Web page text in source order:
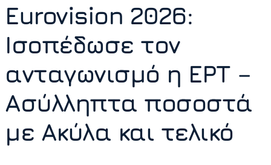
Eurovision 2026:
Ισοπέδωσε τον
ανταγωνισμό η ΕΡΤ –
Ασύλληπτα ποσοστά
με Ακύλα και τελικό